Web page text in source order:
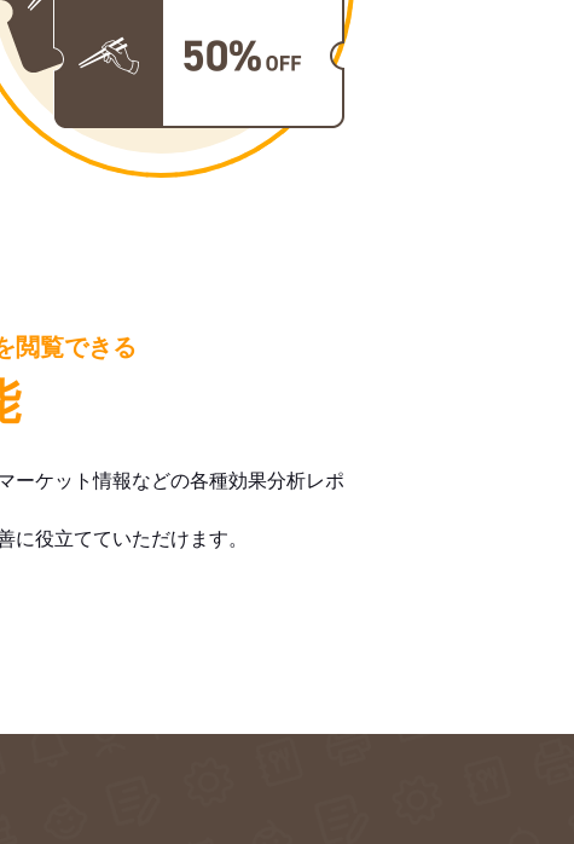
閲覧できる
ーケット情報などの各種効果分析レポ
役立てていただけます。